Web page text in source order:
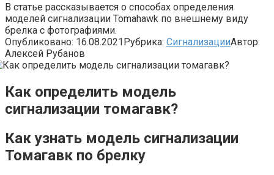
В статье рассказывается о способах определения
моделей сигнализации Tomahawk по внешнему виду
брелка с фотографиями.
Опубликовано: 16.08.2021Рубрика: СигнализацииАвтор:
Алексей Рубанов
Как определить модель
сигнализации томагавк?
Как узнать модель сигнализации
Томагавк по брелку